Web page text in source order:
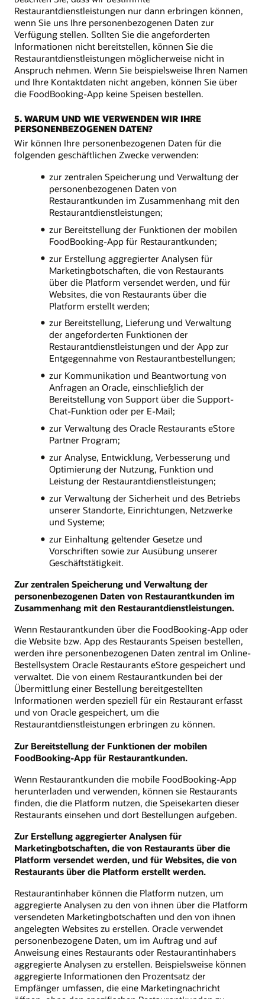
Restaurantdienstleistungen nur dann erbringen können,
wenn Sie uns Ihre personenbezogenen Daten zur
Verfügung stellen. Sollten Sie die angeforderten
Informationen nicht bereitstellen, können Sie die
Restaurantdienstleistungen möglicherweise nicht in
Anspruch nehmen. Wenn Sie beispielsweise Ihren Namen
und Ihre Kontaktdaten nicht angeben, können Sie über
die FoodBooking-App keine Speisen bestellen.
5. WARUM UND WIE VERWENDEN WIR IHRE
PERSONENBEZOGENEN DATEN?
Wir können Ihre personenbezogenen Daten für die
folgenden geschäftlichen Zwecke verwenden:
zur zentralen Speicherung und Verwaltung der
personenbezogenen Daten von
Restaurantkunden im Zusammenhang mit den
Restaurantdienstleistungen;
zur Bereitstellung der Funktionen der mobilen
FoodBooking-App für Restaurantkunden;
zur Erstellung aggregierter Analysen für
Marketingbotschaften, die von Restaurants
über die Platform versendet werden, und für
Websites, die von Restaurants über die
Platform erstellt werden;
zur Bereitstellung, Lieferung und Verwaltung
der angeforderten Funktionen der
Restaurantdienstleistungen und der App zur
Entgegennahme von Restaurantbestellungen;
zur Kommunikation und Beantwortung von
Anfragen an Oracle, einschließlich der
Bereitstellung von Support über die Support-
Chat-Funktion oder per E-Mail;
zur Verwaltung des Oracle Restaurants eStore
Partner Program;
zur Analyse, Entwicklung, Verbesserung und
Optimierung der Nutzung, Funktion und
Leistung der Restaurantdienstleistungen;
zur Verwaltung der Sicherheit und des Betriebs
unserer Standorte, Einrichtungen, Netzwerke
und Systeme;
zur Einhaltung geltender Gesetze und
Vorschriften sowie zur Ausübung unserer
Geschäftstätigkeit.
Zur zentralen Speicherung und Verwaltung der
personenbezogenen Daten von Restaurantkunden im
Zusammenhang mit den Restaurantdienstleistungen.
Wenn Restaurantkunden über die FoodBooking-App oder
die Website bzw. App des Restaurants Speisen bestellen,
werden ihre personenbezogenen Daten zentral im Online-
Bestellsystem Oracle Restaurants eStore gespeichert und
verwaltet. Die von einem Restaurantkunden bei der
Übermittlung einer Bestellung bereitgestellten
Informationen werden speziell für ein Restaurant erfasst
und von Oracle gespeichert, um die
Restaurantdienstleistungen erbringen zu können.
Zur Bereitstellung der Funktionen der mobilen
FoodBooking-App für Restaurantkunden.
Wenn Restaurantkunden die mobile FoodBooking-App
herunterladen und verwenden, können sie Restaurants
finden, die die Platform nutzen, die Speisekarten dieser
Restaurants einsehen und dort Bestellungen aufgeben.
Zur Erstellung aggregierter Analysen für
Marketingbotschaften, die von Restaurants über die
Platform versendet werden, und für Websites, die von
Restaurants über die Platform erstellt werden.
Restaurantinhaber können die Platform nutzen, um
aggregierte Analysen zu den von ihnen über die Platform
versendeten Marketingbotschaften und den von ihnen
angelegten Websites zu erstellen. Oracle verwendet
personenbezogene Daten, um im Auftrag und auf
Anweisung eines Restaurants oder Restaurantinhabers
aggregierte Analysen zu erstellen. Beispielsweise können
aggregierte Informationen den Prozentsatz der
Empfänger umfassen, die eine Marketingnachricht